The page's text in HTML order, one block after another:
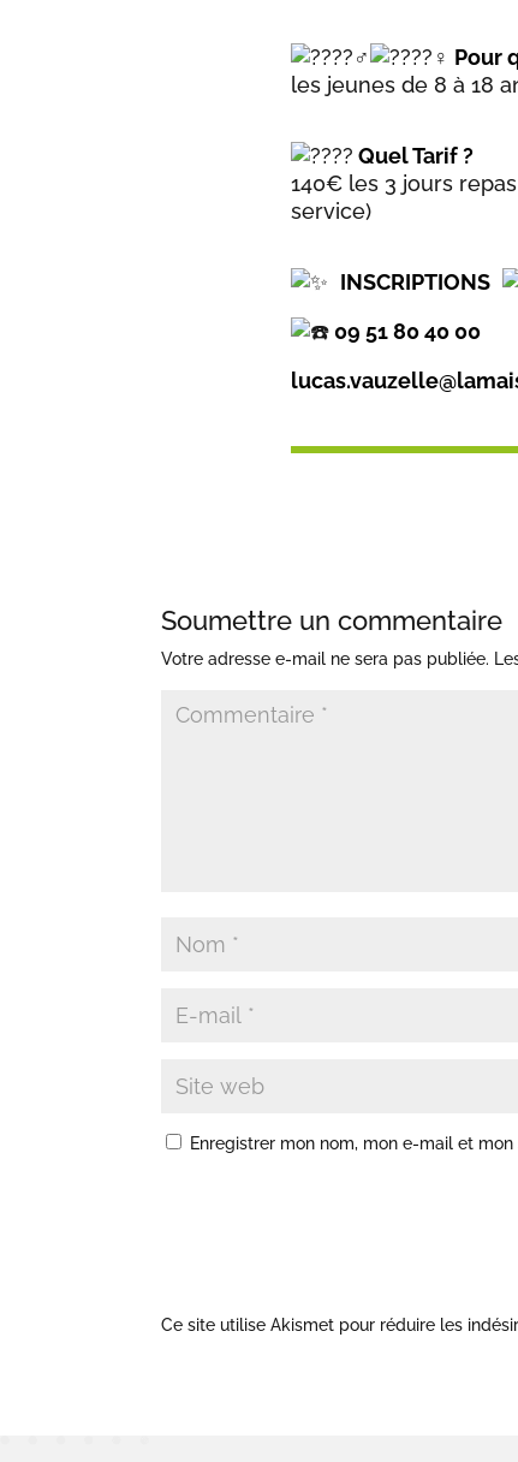
Pour
les jeunes de 8 à 18
Quel Tarif ?
140€ les 3 jours
service)
INSCRIPTIONS
09 51 80 40 00
Soumettre un commentaire
Votre adresse e-mail ne sera pas publiée.
Enregistrer mon nom, mon e-mail et
Ce site utilise Akismet pour réduire les